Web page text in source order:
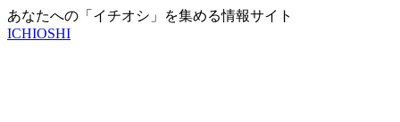
あなたへの「イチオシ」を集める情報サイト
ICHIOSHI